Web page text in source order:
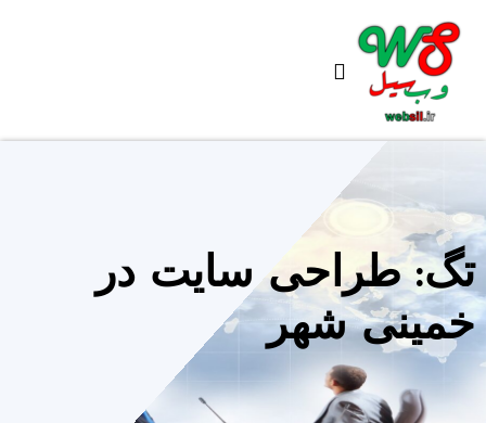
content
تگ: طراحی سایت در
خمینی شهر